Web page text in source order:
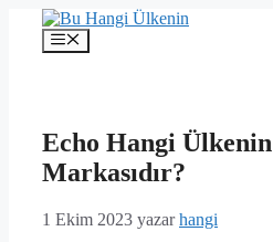
İçeriğe
Menü
Echo Hangi Ülkenin
Markasıdır?
1 Ekim 2023 yazarhangi